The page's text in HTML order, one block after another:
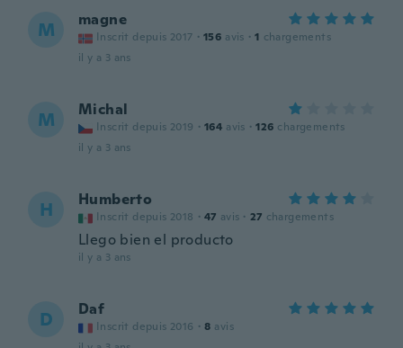
M magne
Inscrit depuis 2017 · 156 avis · 1 chargements
il y a 3 ans
M Michal
Inscrit depuis 2019 · 164 avis · 126 chargements
il y a 3 ans
H Humberto
Inscrit depuis 2018 · 47 avis · 27 chargements
Llego bien el producto
il y a 3 ans
D Daf
Inscrit depuis 2016 · 8 avis